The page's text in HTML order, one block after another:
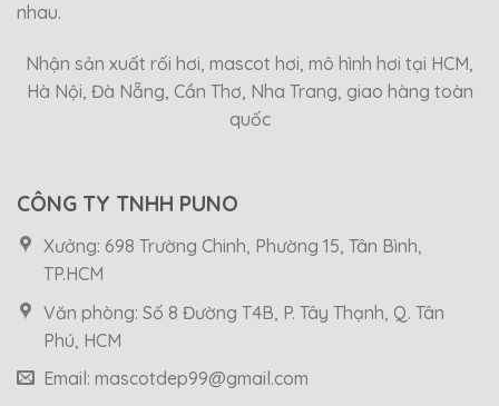
nhau.
Nhận sản xuất rối hơi, mascot hơi, mô hình hơi tại HCM,
Hà Nội, Đà Nẵng, Cần Thơ, Nha Trang, giao hàng toàn
quốc
CÔNG TY TNHH PUNO
Xưởng: 698 Trường Chinh, Phường 15, Tân Bình,
TP.HCM
Văn phòng: Số 8 Đường T4B, P. Tây Thạnh, Q. Tân
Phú, HCM
Email: mascotdep99@gmail.com